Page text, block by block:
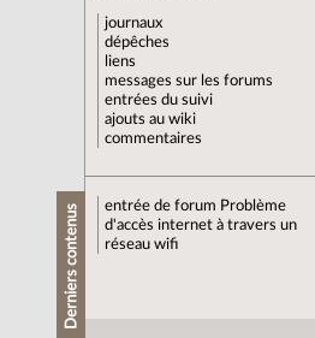
journaux
dépêches
liens
messages sur les forums
entrées du suivi
ajouts au wiki
commentaires
Derniers contenus entrée de forum Problème
d'accès internet à travers un
réseau wifi